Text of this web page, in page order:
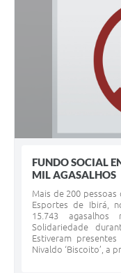
FUNDO SOCIAL
MIL AGASALHOS
Mais de 200
Esportes de Ibirá,
15.743
Solidariedade
Estiveram
Nivaldo ‘Biscoito’, a